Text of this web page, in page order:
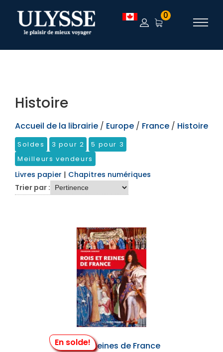
TEST 0
Histoire
Accueil de la librairie / Europe / France / Histoire
Soldes 3 pour 2
5 pour 3
Meilleurs vendeurs
Livres papier | Chapitres numériques
Trier par :
En solde!
Rois et Reines de France